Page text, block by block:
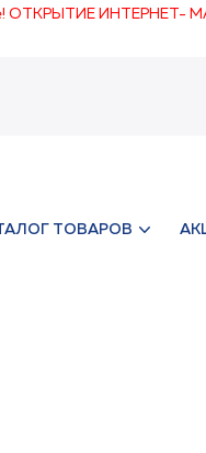
ОТКРЫТИЕ ИНТЕРНЕТ-
ТОВАРОВ